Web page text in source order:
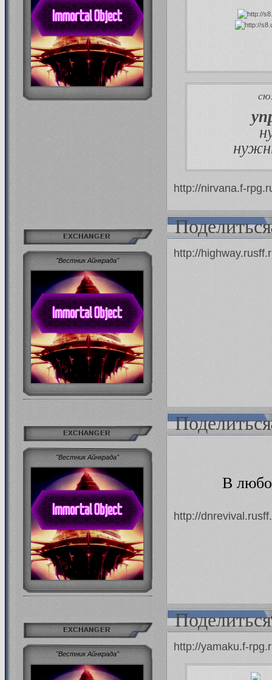
http://nirvana.f-
Поделиться
EXCHANGER
"Вестник Айнкрада"
http://
Поделиться
EXCHANGER
"Вестник Айнкрада"
В
http://
Поделиться
EXCHANGER
"Вестник Айнкрада"
http://yamaku.f-